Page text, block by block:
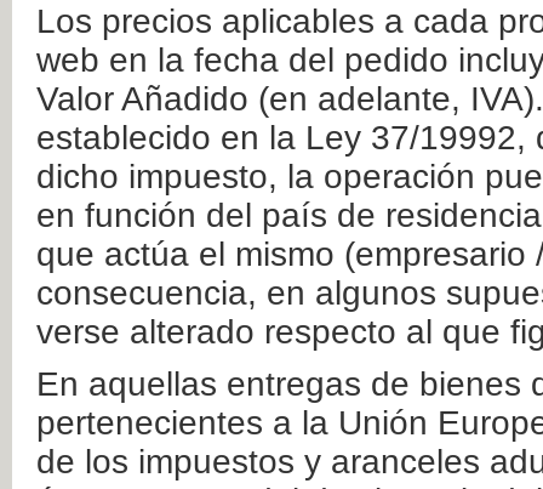
Los precios aplicables a cada
web en la fecha del pedido
Valor Añadido (en adelante,
establecido en la Ley 37/
dicho impuesto, la operación
en función del país de
que actúa el mismo
consecuencia, en algunos
verse alterado respecto al que
En aquellas entregas de bienes
pertenecientes a la Unión
de los impuestos y aranceles